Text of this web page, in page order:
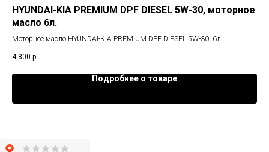
HYUNDAI-KIA PREMIUM DPF DIESEL 5W-30, моторное
масло 6л.
Моторное масло HYUNDAI-KIA PREMIUM DPF DIESEL 5W-30, 6л.
4 800 р.
Подробнее о товаре